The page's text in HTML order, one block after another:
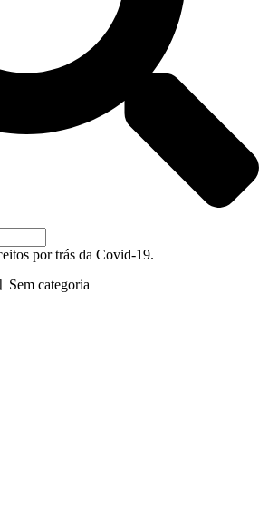
por trás da Covid-19.
Sem categoria